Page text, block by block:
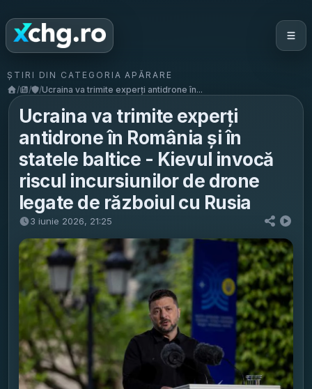
ȘTIRI DIN CATEGORIA APĂRARE
/
/ /Ucraina va trimite experți antidrone în...
Ucraina va trimite experți
antidrone în România și în
statele baltice - Kievul invocă
riscul incursiunilor de drone
legate de războiul cu Rusia
3 iunie 2026, 21:25